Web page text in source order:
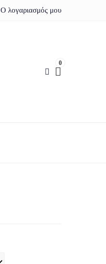
Ο λογαριασμός μου
0